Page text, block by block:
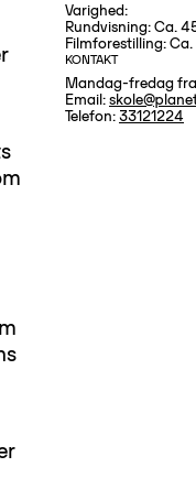
Varighed:
Rundvisning: Ca.
Filmforestilling:
KONTAKT
Mandag-fredag
Email:
Telefon:33121224